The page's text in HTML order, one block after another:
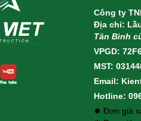
Công ty
Địa chỉ:
Tân Bình
VPGD:
MST:
Email:
Hotline:
✸ Đơn giá